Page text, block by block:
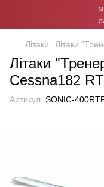
Літаки Літаки
Літаки
Cessna182
Артикул: SONIC-